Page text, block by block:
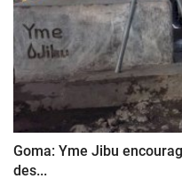
Goma: Yme Jibu
des...